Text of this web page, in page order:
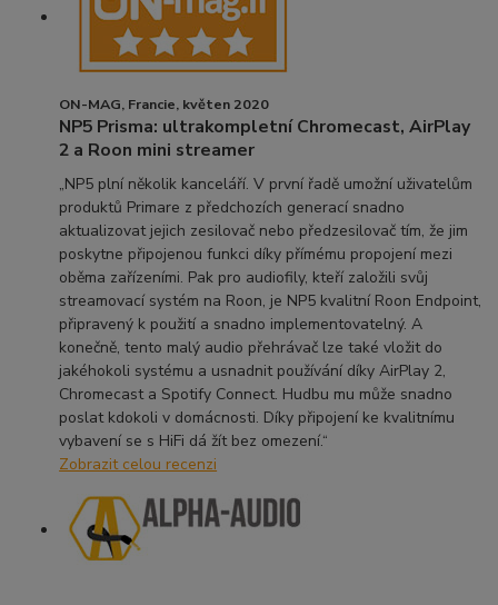
ON-MAG, Francie, květen 2020
NP5 Prisma: ultrakompletní Chromecast, AirPlay
2 a Roon mini streamer
„NP5 plní několik kanceláří. V první řadě umožní uživatelům
produktů Primare z předchozích generací snadno
aktualizovat jejich zesilovač nebo předzesilovač tím, že jim
poskytne připojenou funkci díky přímému propojení mezi
oběma zařízeními. Pak pro audiofily, kteří založili svůj
streamovací systém na Roon, je NP5 kvalitní Roon Endpoint,
připravený k použití a snadno implementovatelný. A
konečně, tento malý audio přehrávač lze také vložit do
jakéhokoli systému a usnadnit používání díky AirPlay 2,
Chromecast a Spotify Connect. Hudbu mu může snadno
poslat kdokoli v domácnosti. Díky připojení ke kvalitnímu
vybavení se s HiFi dá žít bez omezení.“
Zobrazit celou recenzi